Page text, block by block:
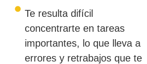
Te resulta difícil
concentrarte en tareas
importantes, lo que lleva a
errores y retrabajos que te